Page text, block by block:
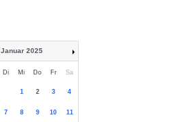
Januar 2025
Di Mi Do Fr Sa
1 2 3 4
7 8 9 10 11